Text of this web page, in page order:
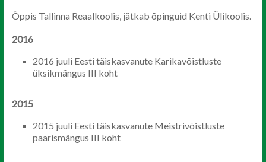
Õppis Tallinna Reaalkoolis, jätkab õpinguid Kenti Ülikoolis.
2016
2016 juuli Eesti täiskasvanute Karikavõistluste
üksikmängus III koht
2015
2015 juuli Eesti täiskasvanute Meistrivõistluste
paarismängus III koht